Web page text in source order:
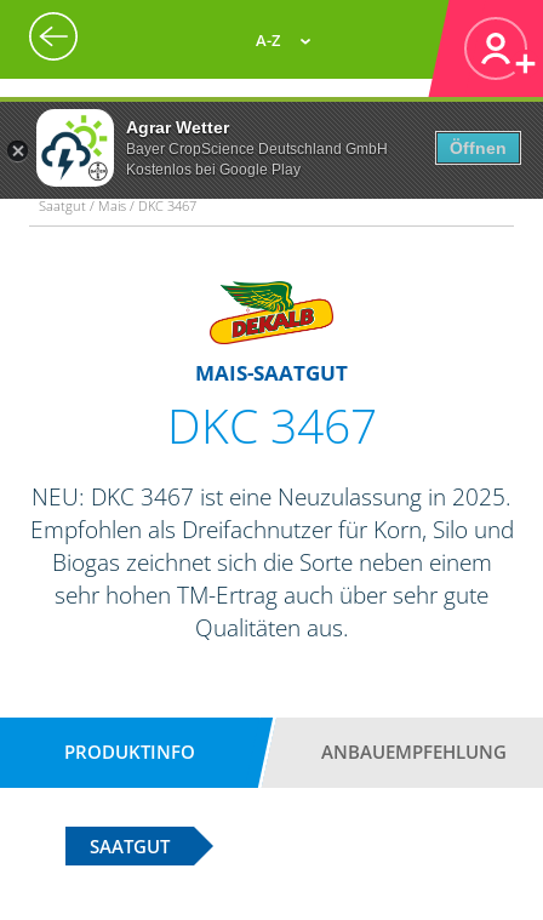
Agrar Wetter
Bayer CropScience Deutschland GmbH
Kostenlos bei Google Play
Öffnen
A-Z
Saatgut / Mais / DKC 3467
MAIS-SAATGUT
DKC 3467
NEU: DKC 3467 ist eine Neuzulassung in 2025.
Empfohlen als Dreifachnutzer für Korn, Silo und
Biogas zeichnet sich die Sorte neben einem
sehr hohen TM-Ertrag auch über sehr gute
Qualitäten aus.
PRODUKTINFO ANBAUEMPFEHLUNG
SAATGUT